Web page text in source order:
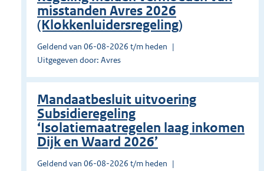
misstanden Avres 2026
(Klokkenluidersregeling)
Geldend van 06-08-2026 t/m heden
Uitgegeven door: Avres
Mandaatbesluit uitvoering
Subsidieregeling
‘Isolatiemaatregelen laag inkomen
Dijk en Waard 2026’
Geldend van 06-08-2026 t/m heden